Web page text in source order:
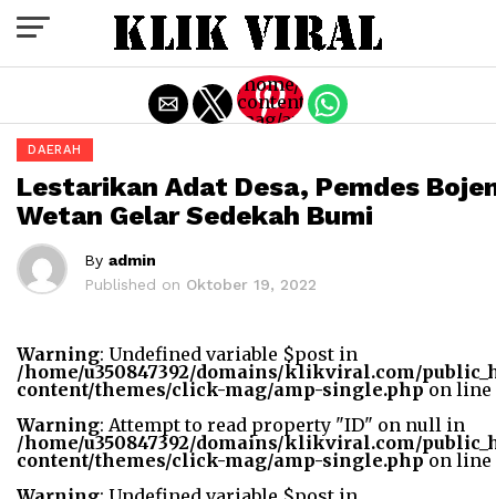
/home/u350847392/
content/themes/click-
mag/amp-
Warning:
Trying
array
offset
of type
bool in
/home/u350847392/
content/themes/click-
mag/amp-
single.php
on line
77
"
DAERAH
Lestarikan Adat Desa, Pemdes
Wetan Gelar Sedekah Bumi
By admin
Published on Oktober 19, 2022
Warning: Undefined variable $post in
/home/u350847392/domains/klikviral.com/
content/themes/click-mag/amp-single.phpon line
Warning: Attempt to read property "ID" on null in
/home/u350847392/domains/klikviral.com/
content/themes/click-mag/amp-single.phpon line
Exit mobile version